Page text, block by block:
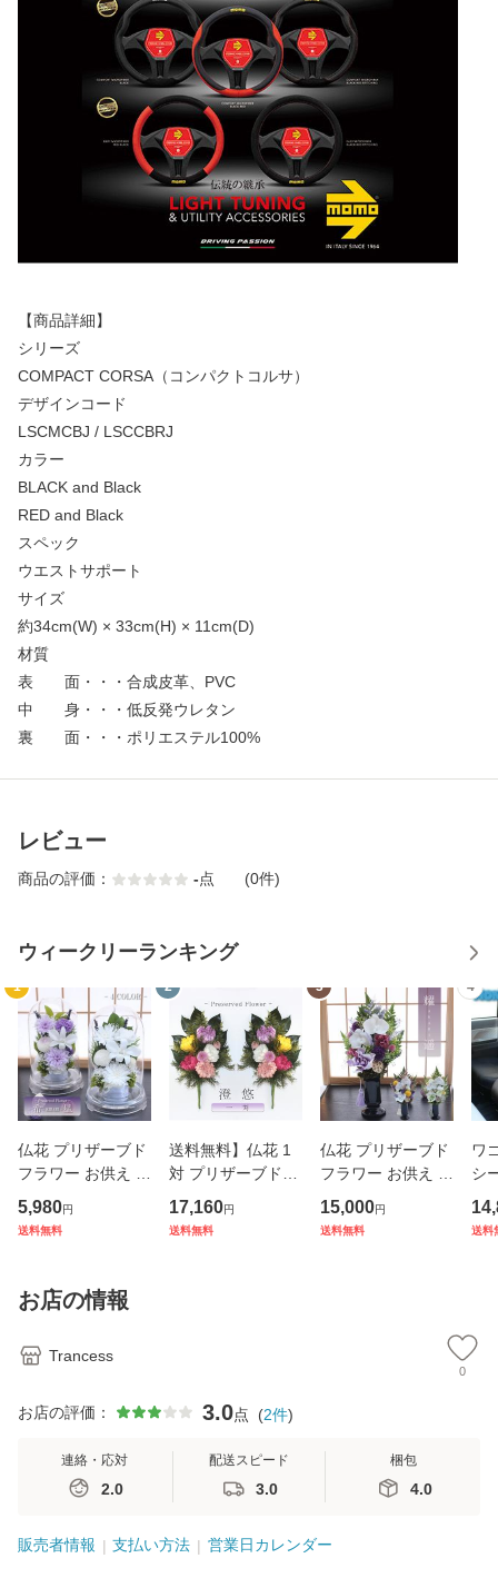
【商品詳細】
シリーズ
COMPACT CORSA（コンパクトコルサ）
デザインコード
LSCMCBJ / LSCCBRJ
カラー
BLACK and Black
RED and Black
スペック
ウエストサポート
サイズ
約34cm(W) × 33cm(H) × 11cm(D)
材質
表 面・・・合成皮革、PVC
中 身・・・低反発ウレタン
裏 面・・・ポリエステル100%
レビュー
商品の評価： -点 (0件)
ウィークリーランキング
1
仏花 プリザーブド
フラワー お供え お
花 お悔やみ お彼岸
仏壇 枯れない 仏花
彼岸 ペットブリザ
ー
5,980円
送料無料
2
送料無料】仏花 1
対 プリザーブドフ
ラワー お供え お花
お悔やみ お彼岸 仏
17,160円
送料無料
3
仏花 プリザーブド
フラワー お供え お
花 お悔やみ お彼岸
仏壇 枯れない 仏花
15,000円
送料無料
4
ワ
シ
1S
撥
送料
お店の情報
Trancess
0
お店の評価： 3.0点 (2件)
連絡・応対
2.0
配送スピード
3.0
梱包
4.0
販売者情報 支払い方法 営業日カレンダー